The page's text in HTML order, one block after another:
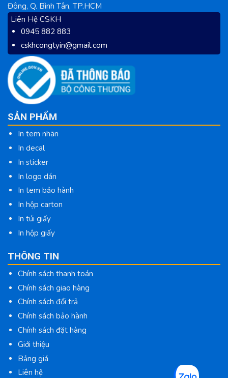
Đông, Q. Bình Tân, TP.HCM
Liên Hệ CSKH
0945 882 883
cskhcongtyin@gmail.com
SẢN PHẨM
In tem nhãn
In decal
In sticker
In logo dán
In tem bảo hành
In hộp carton
In túi giấy
In hộp giấy
THÔNG TIN
Chính sách thanh toán
Chính sách giao hàng
Chính sách đổi trả
Chính sách bảo hành
Chính sách đặt hàng
Giới thiệu
Bảng giá
Liên hệ